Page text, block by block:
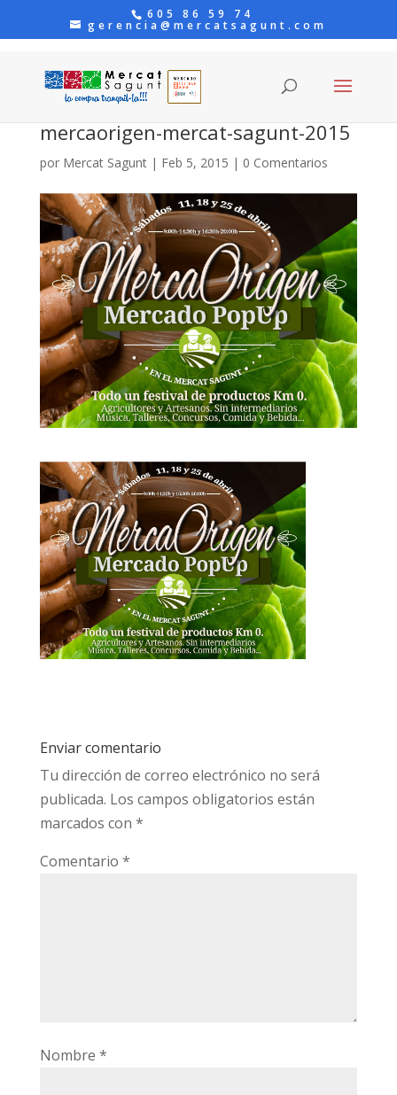
605 86 59 74
gerencia@mercatsagunt.com
mercaorigen-mercat-sagunt-2015
por Mercat Sagunt| Feb 5, 2015 | 0 Comentarios
Enviar comentario
Tu dirección de correo electrónico no será
publicada. Los campos obligatorios están
marcados con *
Comentario *
Nombre *